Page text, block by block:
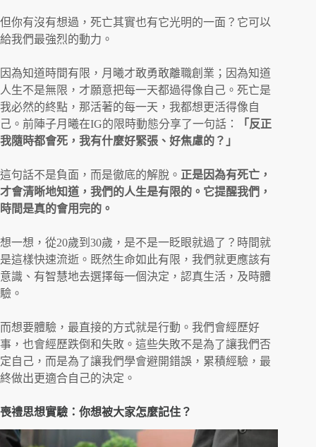
但你有沒有想過，死亡其實也有它光明的一面？它可以
給我們最強烈的動力。
因為知道時間有限，月曦才敢勇敢離職創業；因為知道
人生不是無限，才願意把每一天都過得像自己。死亡是
我必然的終點，那活著的每一天，我都想更活得像自
己。前陣子月曦在IG的限時動態分享了一句話：
「反正
我隨時都會死，我有什麼好緊張、好焦慮的？」
這句話不是負面，而是徹底的解脫。 正是因為有死亡，
才會清晰地知道，我們的人生是有限的。它提醒我們，
時間是真的會用完的。
想一想，從20歲到30歲，是不是一眨眼就過了？時間就
是這樣快速流逝。既然生命如此有限，我們就更應該有
意識、有智慧地去選擇每一個決定，認真生活，及時體
驗。
而想要體驗，最直接的方式就是行動。我們會經歷好
事，也會經歷跌倒和失敗。這些失敗不是為了讓我們否
定自己，而是為了讓我們學會避開錯誤，累積經驗，最
終做出更適合自己的決定。
喪禮思想實驗：你想被大家怎麼記住？